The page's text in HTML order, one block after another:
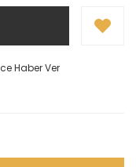
Haber Ver